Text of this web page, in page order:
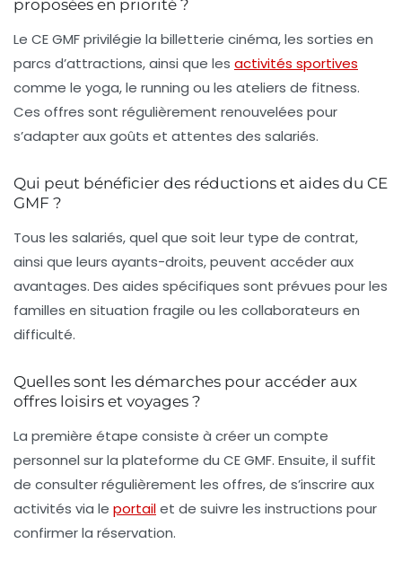
proposées en priorité ?
Le CE GMF privilégie la billetterie cinéma, les sorties en
parcs d’attractions, ainsi que les activités sportives
comme le yoga, le running ou les ateliers de fitness.
Ces offres sont régulièrement renouvelées pour
s’adapter aux goûts et attentes des salariés.
Qui peut bénéficier des réductions et aides du CE
GMF ?
Tous les salariés, quel que soit leur type de contrat,
ainsi que leurs ayants-droits, peuvent accéder aux
avantages. Des aides spécifiques sont prévues pour les
familles en situation fragile ou les collaborateurs en
difficulté.
Quelles sont les démarches pour accéder aux
offres loisirs et voyages ?
La première étape consiste à créer un compte
personnel sur la plateforme du CE GMF. Ensuite, il suffit
de consulter régulièrement les offres, de s’inscrire aux
activités via le portailet de suivre les instructions pour
confirmer la réservation.